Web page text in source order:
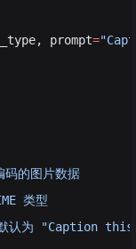
prompt=
的图片数据
类型
认为 "Caption